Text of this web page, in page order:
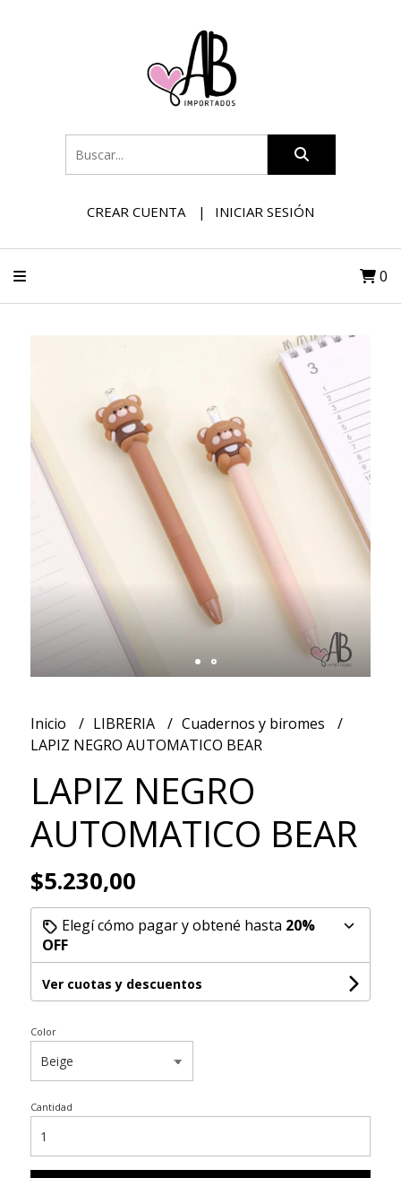
CREAR CUENTA INICIAR SESIÓN
0
Inicio LIBRERIA
Cuadernos y biromes
LAPIZ NEGRO AUTOMATICO BEAR
LAPIZ NEGRO
AUTOMATICO BEAR
$5.230,00
Elegí cómo pagar y obtené hasta 20%
OFF
Ver cuotas y descuentos
Color
Cantidad